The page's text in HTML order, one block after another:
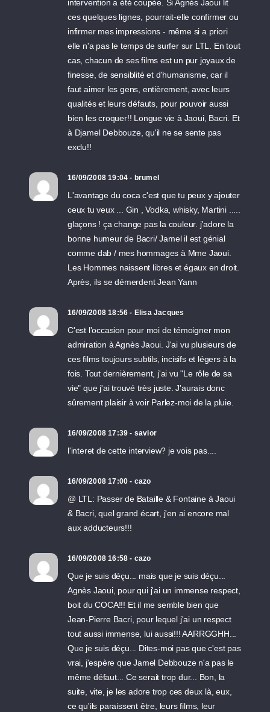
intervention a été coupée. Si Agnès Jaoui lit
ces quelques lignes, pourrait-elle confirmer ou
infirmer mes impressions - même si a priori
elle n'a pas le temps de surfer sur LTL. En tout
cas, chacun de ses films est un pur joyaux de
finesse, de sensiblité et d'humanisme, car il
faut aimer les gens, entièrement, avec leurs
qualités et leurs défauts, pour pouvoir aussi
bien les croquer!! Longue vie à Jaoui, Bacri. Et
à Djamel Debbouze, qu'il ne se sente pas
exclu!!
16/09/2008 19:04 - brumel
L'avantage du coca c'est que tu peux y ajouter
ceux tu veux ... Gin , Vodka, whisky, Martini .....
glaçons ! ça change pas la couleur. j'adore la
bonne humeur de Bacri/ Jamel il est génial
comme dab / mes hommages à Mme Jaoui.
Les Hommes naissent libres et égaux en droit.
Après, ils se démerdent Jean Yann
16/09/2008 18:56 - Elisa Jacques
C'est l'occasion pour moi de témoigner mon
admiration à Agnès Jaoui. J'ai vu plusieurs de
ces films toujours subtils, incisifs et légers à la
fois. Tout dernièrement, j'ai vu "Le rôle de sa
vie" que j'ai trouvé très juste. J'aurais donc
sûrement plaisir à voir Parlez-moi de la pluie.
16/09/2008 17:39 - savior
l'interet de cette interview? je vois pas....
16/09/2008 17:00 - cazo
@ LTL: Passer de Bataille & Fontaine à Jaoui
& Bacri, quel grand écart, j'en ai encore mal
aux adducteurs!!!
16/09/2008 16:58 - cazo
Que je suis déçu... mais que je suis déçu...
Agnès Jaoui, pour qui j'ai un immense respect,
boit du COCA!!! Et il me semble bien que
Jean-Pierre Bacri, pour lequel j'ai un respect
tout aussi immense, lui aussi!!! AARRGGHH...
Que je suis déçu... Dites-moi pas que c'est pas
vrai, j'espère que Jamel Debbouze n'a pas le
même défaut... Ce serait trop dur... Bon, la
suite, vite, je les adore trop ces deux là, eux,
ce qu'ils paraissent être, leurs films, leur